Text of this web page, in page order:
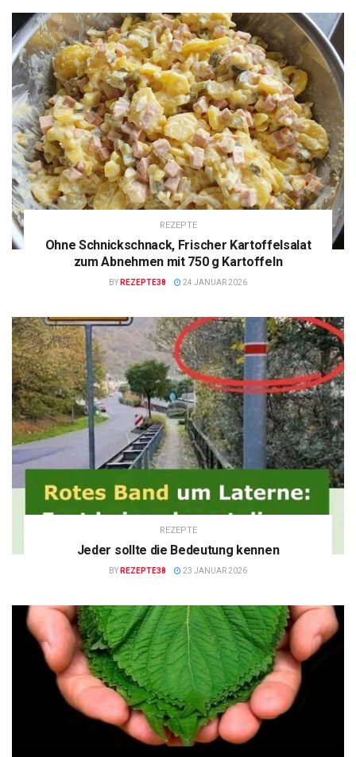
REZEPTE
Ohne Schnickschnack, Frischer Kartoffelsalat
zum Abnehmen mit 750 g Kartoffeln
BY REZEPTE38 24 JANUAR 2026
REZEPTE
Jeder sollte die Bedeutung kennen
BY REZEPTE38 23 JANUAR 2026